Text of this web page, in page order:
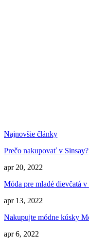
Najnovšie články
Prečo nakupovať v Sinsay?
apr 20, 2022
Móda pre mladé dievčatá
apr 13, 2022
Nakupujte módne kúsky
apr 6, 2022